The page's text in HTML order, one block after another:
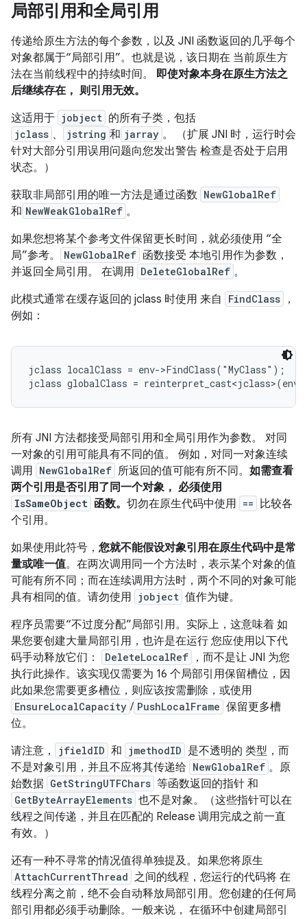
局部引用和全局引用
传递给原生方法的每个参数，以及 JNI 函数返回的几乎每个
对象都属于“局部引用”。也就是说，该日期在 当前原生方
法在当前线程中的持续时间。 即使对象本身在原生方法之
后继续存在， 则引用无效。
这适用于 jobject 的所有子类，包括
jclass 、 jstring 和 jarray 。 （扩展 JNI 时，运行时会
针对大部分引用误用问题向您发出警告 检查是否处于启用
状态。）
获取非局部引用的唯一方法是通过函数 NewGlobalRef
和 NewWeakGlobalRef 。
如果您想将某个参考文件保留更长时间，就必须使用 “全
局”参考。
NewGlobalRef 函数接受 本地引用作为参数，
并返回全局引用。 在调用 DeleteGlobalRef 。
此模式通常在缓存返回的 jclass 时使用 来自
FindClass
，
例如：
jclass localClass = env->FindClass("MyClass");
jclass globalClass = reinterpret_cast<jclass>(env-
所有 JNI 方法都接受局部引用和全局引用作为参数。 对同
一对象的引用可能具有不同的值。 例如，对同一对象连续
调用 NewGlobalRef 所返回的值可能有所不同。 如需查看
两个引用是否引用了同一个对象， 必须使用
IsSameObject 函数。 切勿在原生代码中使用 == 比较各
个引用。
如果使用此符号， 您就不能假设对象引用在原生代码中是常
量或唯一值。在两次调用同一个方法时，表示某个对象的值
可能有所不同；而在连续调用方法时，两个不同的对象可能
具有相同的值。请勿使用 jobject 值作为键。
程序员需要“不过度分配”局部引用。实际上，这意味着 如
果您要创建大量局部引用，也许是在运行 您应使用以下代
码手动释放它们：
DeleteLocalRef
，而不是让 JNI 为您
执行此操作。该实现仅需要为 16 个局部引用保留槽位，因
此如果您需要更多槽位，则应该按需删除，或使用
EnsureLocalCapacity / PushLocalFrame 保留更多槽
位。
请注意，
jfieldID 和 jmethodID 是不透明的 类型，而
不是对象引用，并且不应将其传递给 NewGlobalRef 。原
始数据 GetStringUTFChars 等函数返回的指针 和
GetByteArrayElements 也不是对象。（这些指针可以在
线程之间传递，并且在匹配的 Release 调用完成之前一直
有效。）
还有一种不寻常的情况值得单独提及。如果您将原生
AttachCurrentThread 之间的线程，您运行的代码将 在
线程分离之前，绝不会自动释放局部引用。您创建的任何局
部引用都必须手动删除。一般来说， 在循环中创建局部引